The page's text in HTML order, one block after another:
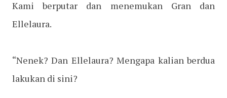
Kami berputar dan menemukan Gran dan
Ellelaura.
“Nenek? Dan Ellelaura? Mengapa kalian berdua
lakukan di sini?